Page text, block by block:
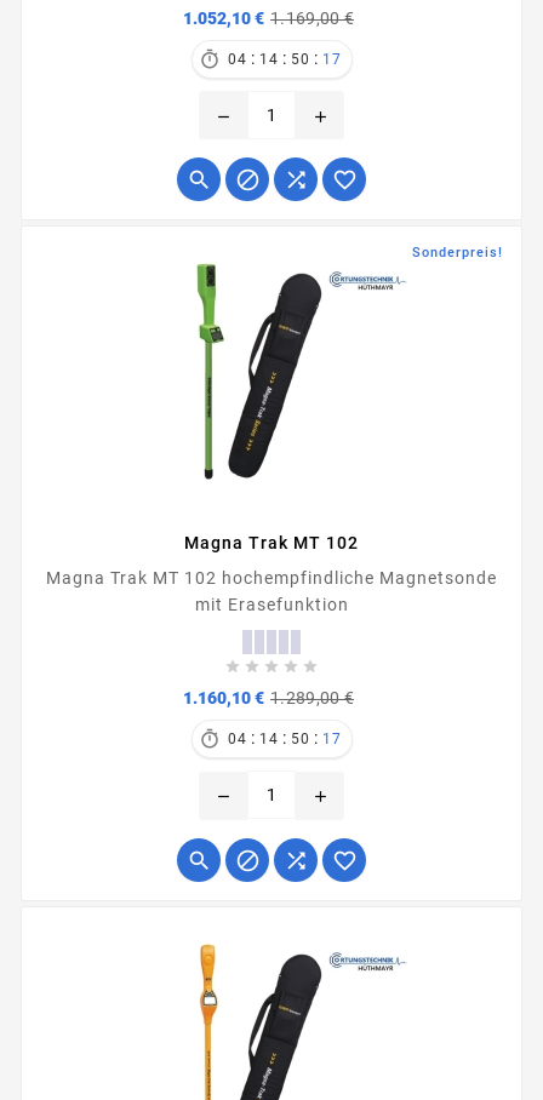
1.052,10 € 1.169,00 €
 04 : 14 : 50 : 17
remove add
   
Sonderpreis!
Magna Trak MT 102
Magna Trak MT 102 hochempfindliche Magnetsonde
mit Erasefunktion
    
1.160,10 € 1.289,00 €
 04 : 14 : 50 : 17
remove add
   